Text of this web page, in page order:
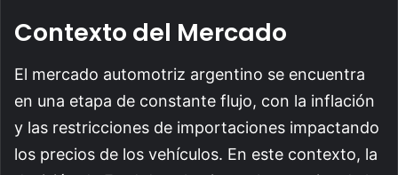
Contexto del Mercado
El mercado automotriz argentino se encuentra
en una etapa de constante flujo, con la inflación
y las restricciones de importaciones impactando
los precios de los vehículos. En este contexto, la